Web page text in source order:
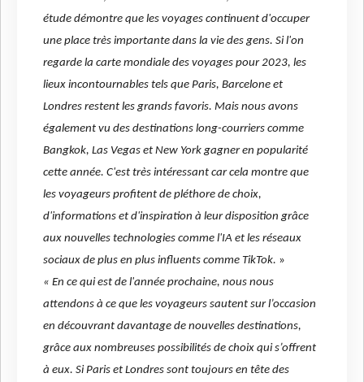
étude démontre que les voyages continuent d'occuper
une place très importante dans la vie des gens. Si l'on
regarde la carte mondiale des voyages pour 2023, les
lieux incontournables tels que Paris, Barcelone et
Londres restent les grands favoris. Mais nous avons
également vu des destinations long-courriers comme
Bangkok, Las Vegas et New York gagner en popularité
cette année. C'est très intéressant car cela montre que
les voyageurs profitent de pléthore de choix,
d'informations et d'inspiration à leur disposition grâce
aux nouvelles technologies comme l'IA et les réseaux
sociaux de plus en plus influents comme TikTok. »
« En ce qui est de l'année prochaine, nous nous
attendons à ce que les voyageurs sautent sur l’occasion
en découvrant davantage de nouvelles destinations,
grâce aux nombreuses possibilités de choix qui s’offrent
à eux. Si Paris et Londres sont toujours en tête des